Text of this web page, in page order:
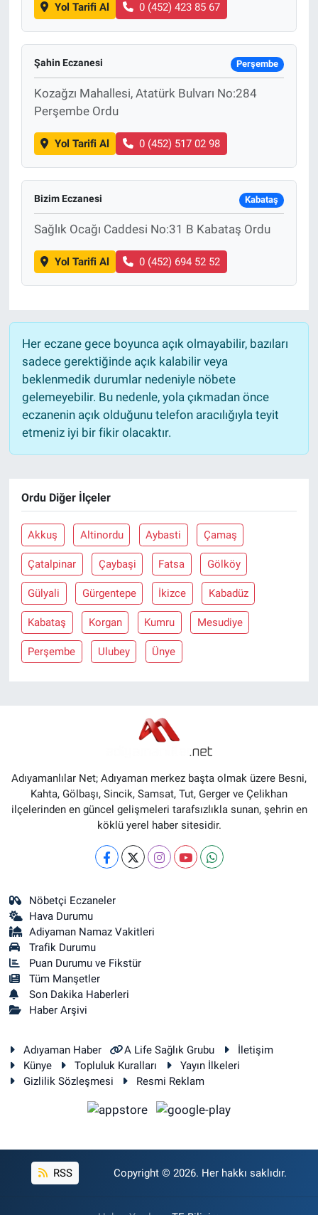
Yol Tarifi Al 0 (452) 423 85 67
Şahin Eczanesi Perşembe
Kozağzı Mahallesi, Atatürk Bulvarı No:284
Perşembe Ordu
Yol Tarifi Al 0 (452) 517 02 98
Bizim Eczanesi Kabataş
Sağlık Ocağı Caddesi No:31 B Kabataş Ordu
Yol Tarifi Al 0 (452) 694 52 52
Her eczane gece boyunca açık olmayabilir, bazıları
sadece gerektiğinde açık kalabilir veya
beklenmedik durumlar nedeniyle nöbete
gelemeyebilir. Bu nedenle, yola çıkmadan önce
eczanenin açık olduğunu telefon aracılığıyla teyit
etmeniz iyi bir fikir olacaktır.
Ordu Diğer İlçeler
Akkuş Altinordu Aybasti Çamaş
Çatalpinar Çaybaşi Fatsa Gölköy
Gülyali Gürgentepe İkizce Kabadüz
Kabataş Korgan Kumru Mesudiye
Perşembe Ulubey Ünye
Adıyamanlılar Net; Adıyaman merkez başta olmak üzere Besni,
Kahta, Gölbaşı, Sincik, Samsat, Tut, Gerger ve Çelikhan
ilçelerinden en güncel gelişmeleri tarafsızlıkla sunan, şehrin en
köklü yerel haber sitesidir.
Nöbetçi Eczaneler
Hava Durumu
Adiyaman Namaz Vakitleri
Trafik Durumu
Puan Durumu ve Fikstür
Tüm Manşetler
Son Dakika Haberleri
Haber Arşivi
Adıyaman Haber A Life Sağlık Grubu
İletişim
Künye
Topluluk Kuralları
Yayın İlkeleri
Gizlilik Sözleşmesi
Resmi Reklam
RSS Copyright © 2026. Her hakkı saklıdır.